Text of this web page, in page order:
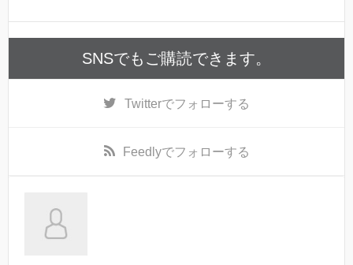
SNSでもご購読できます。
Twitterでフォローする
Feedlyでフォローする